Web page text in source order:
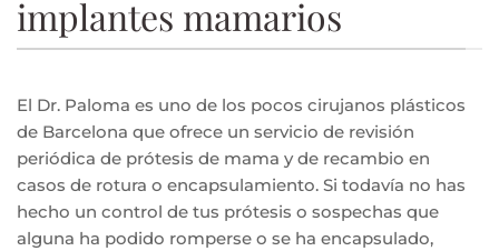
implantes mamarios
El Dr. Paloma es uno de los pocos cirujanos plásticos
de Barcelona que ofrece un servicio de revisión
periódica de prótesis de mama y de recambio en
casos de rotura o encapsulamiento. Si todavía no has
hecho un control de tus prótesis o sospechas que
alguna ha podido romperse o se ha encapsulado,